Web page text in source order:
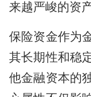
来越严峻的资
保险资金作为
其长期性和稳
他金融资本的